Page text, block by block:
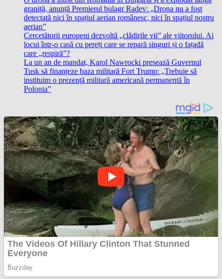
graniță, anunță Premierul bulagr Radev: „Drona nu a fost
detectată nici în spațiul aerian românesc, nici în spațiul nostru
aerian”
Cercetătorii europeni dezvoltă „clădirile vii” ale viitorului. Ai
locui într-o casă cu pereți care se repară singuri și o fațadă
care „respiră”?
La un an de mandat, Karol Nawrocki presează Guvernul
Tusk să finanțeze baza militară Fort Trump: „Trebuie să
instituim o prezență militară americană permanentă în
Polonia”